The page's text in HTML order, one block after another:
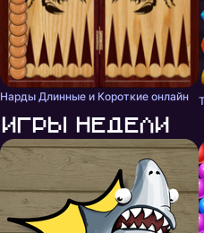
Нарды Длинные и Короткие онлайн
Игры недели